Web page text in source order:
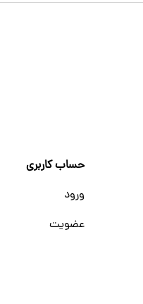
حساب کاربری
ورود
عضویت